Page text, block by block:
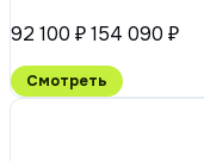
92 100 ₽154 090 ₽
Смотреть